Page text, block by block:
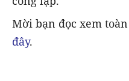
Mời bạn đọc xem
đây.